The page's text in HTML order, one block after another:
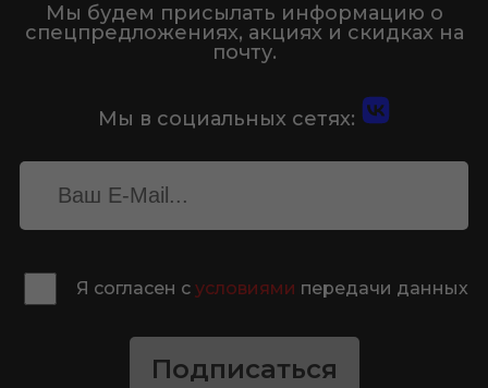
Мы будем присылать информацию о
спецпредложениях, акциях и скидках на
почту.
Мы в социальных сетях:
Я согласен с условиями передачи данных
Подписаться